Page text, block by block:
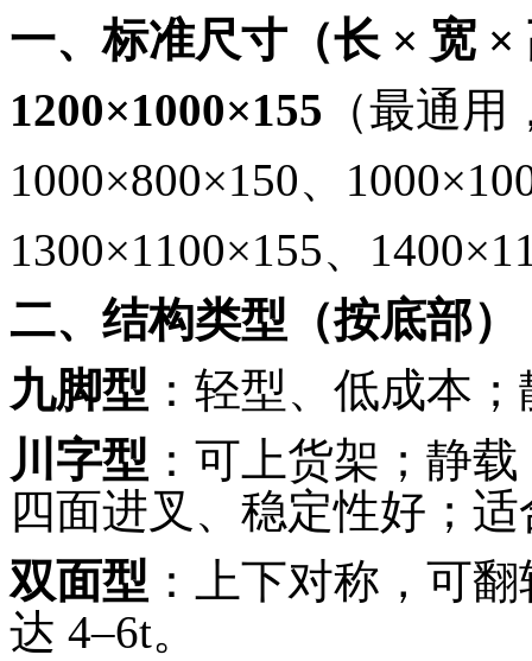
一、标准尺寸（长 × 宽 ×
1200×1000×155 （最通
1000×800×150、
1300×1100×155、
二、结构类型（按底部）
九脚型 ：轻型、低成本
川字型 ：可上货架；静载
四面进叉、稳定性好；
双面型 ：上下对称，可
达 4–6t。